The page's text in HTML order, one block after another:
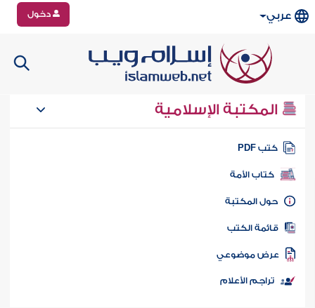
عربي دخول
المكتبة الإسلامية
كتب PDF
كتاب الأمة
المكتبة
الكتب
موضوعي